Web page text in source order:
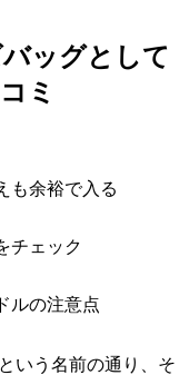
ッグとして
ミ
も余裕で入る
チェック
ルの注意点
いう名前の通り、そ